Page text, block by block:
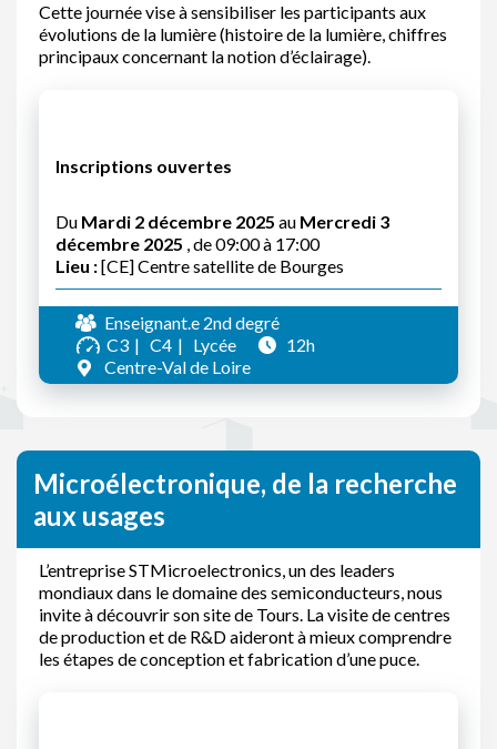
Cette journée vise à sensibiliser les participants aux
évolutions de la lumière (histoire de la lumière, chiffres
principaux concernant la notion d’éclairage).
Inscriptions ouvertes
Du Mardi 2 décembre 2025 au Mercredi 3
décembre 2025 , de 09:00 à 17:00
Lieu :[CE] Centre satellite de Bourges
Enseignant.e 2nd degré
C3
C4 Lycée
12h
Centre-Val de Loire
Microélectronique, de la recherche
aux usages
L’entreprise STMicroelectronics, un des leaders
mondiaux dans le domaine des semiconducteurs, nous
invite à découvrir son site de Tours. La visite de centres
de production et de R&D aideront à mieux comprendre
les étapes de conception et fabrication d’une puce.